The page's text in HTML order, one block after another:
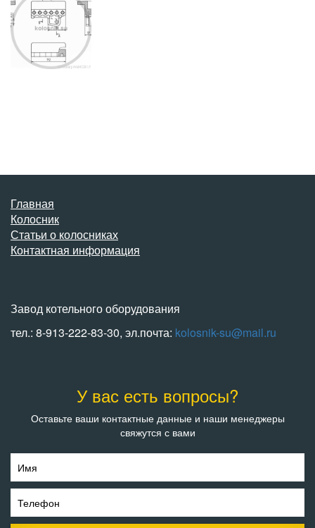
Главная
Колосник
Статьи о колосниках
Контактная информация
Завод котельного оборудования
тел.: 8-913-222-83-30, эл.почта: kolosnik-su@mail.ru
У вас есть вопросы?
Оставьте ваши контактные данные и наши менеджеры
свяжутся с вами
Имя
Телефон